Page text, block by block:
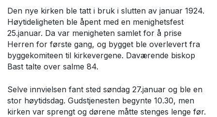
Den nye kirken ble tatt i bruk i slutten av januar 1924.
Høytideligheten ble åpent med en menighetsfest
25.januar. Da var menigheten samlet for å prise
Herren for første gang, og bygget ble overlevert fra
byggekomiteen til kirkevergene. Daværende biskop
Bast talte over salme 84.
Selve innvielsen fant sted søndag 27.januar og ble en
stor høytidsdag. Gudstjenesten begynte 10.30, men
kirken var sprengt og dørene måtte stenges lenge før.